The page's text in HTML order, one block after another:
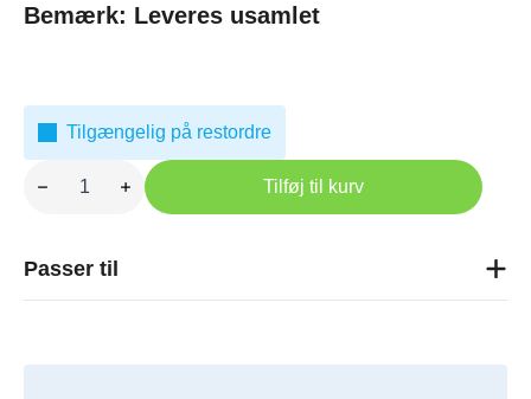
Bemærk: Leveres usamlet
Tilgængelig på restordre
med
Tilføj til kurv
Passer til